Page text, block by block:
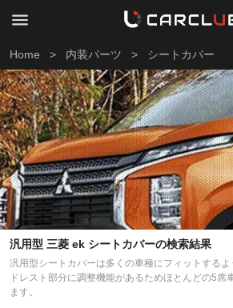
Home > 内装パーツ > シートカバー
汎用型 三菱 ek シートカバーの検索結果
汎用型シートカバーは多くの車種にフィットする
ドレスト部分に調整機能があるためほとんどの5席
ます。